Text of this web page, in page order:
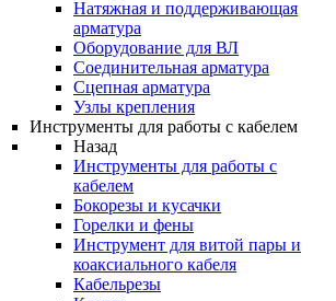
Натяжная и поддерживающая
арматура
Оборудование для ВЛ
Соединительная арматура
Сцепная арматура
Узлы крепления
Инструменты для работы с кабелем
Назад
Инструменты для работы с
кабелем
Бокорезы и кусачки
Горелки и фены
Инструмент для витой пары и
коаксиального кабеля
Кабельрезы